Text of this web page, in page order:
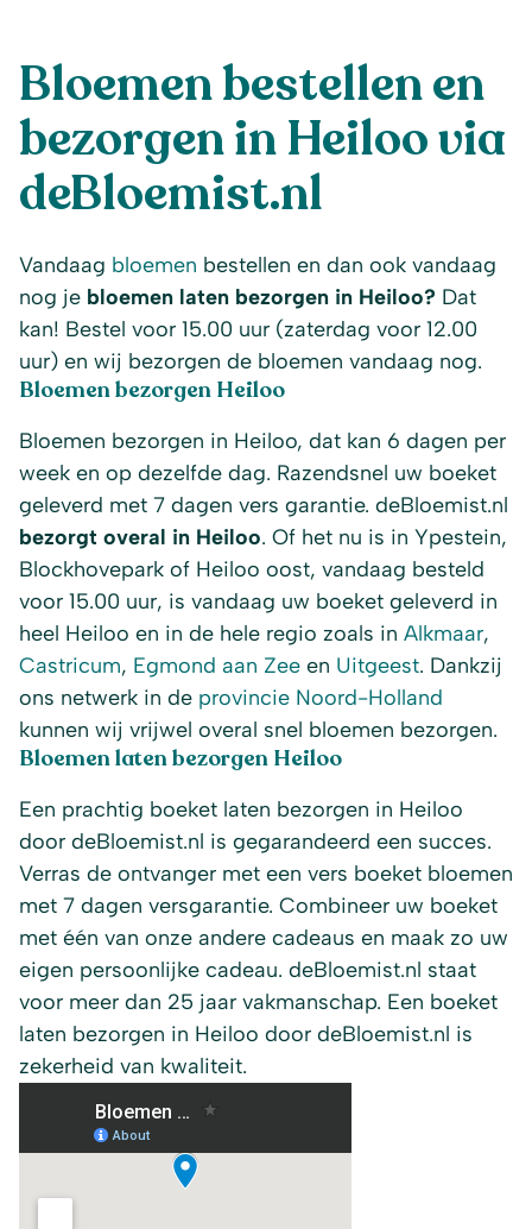
Bloemen bestellen en
bezorgen in Heiloo via
deBloemist.nl
Vandaag bloemen bestellen en dan ook vandaag
nog je bloemen laten bezorgen in Heiloo? Dat
kan! Bestel voor 15.00 uur (zaterdag voor 12.00
uur) en wij bezorgen de bloemen vandaag nog.
Bloemen bezorgen Heiloo
Bloemen bezorgen in Heiloo, dat kan 6 dagen per
week en op dezelfde dag. Razendsnel uw boeket
geleverd met 7 dagen vers garantie. deBloemist.nl
bezorgt overal in Heiloo. Of het nu is in Ypestein,
Blockhovepark of Heiloo oost, vandaag besteld
voor 15.00 uur, is vandaag uw boeket geleverd in
heel Heiloo en in de hele regio zoals in Alkmaar,
Castricum, Egmond aan Zee en Uitgeest. Dankzij
ons netwerk in de provincie Noord-Holland
kunnen wij vrijwel overal snel bloemen bezorgen.
Bloemen laten bezorgen Heiloo
Een prachtig boeket laten bezorgen in Heiloo
door deBloemist.nl is gegarandeerd een succes.
Verras de ontvanger met een vers boeket bloemen
met 7 dagen versgarantie. Combineer uw boeket
met één van onze andere cadeaus en maak zo uw
eigen persoonlijke cadeau. deBloemist.nl staat
voor meer dan 25 jaar vakmanschap. Een boeket
laten bezorgen in Heiloo door deBloemist.nl is
zekerheid van kwaliteit.